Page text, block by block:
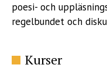
poesi- och
regelbundet och
Kurser